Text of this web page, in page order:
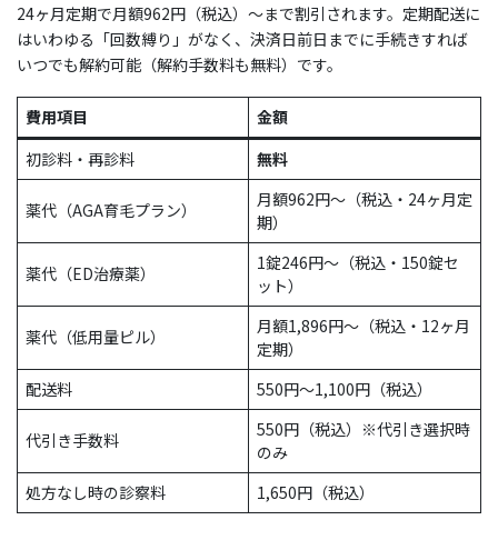
24ヶ月定期で月額962円（税込）〜まで割引されます。定期配送に
はいわゆる「回数縛り」がなく、決済日前日までに手続きすれば
いつでも解約可能（解約手数料も無料）です。
費用項目
金額
初診料・再診料
無料
薬代（AGA育毛プラン）
月額962円〜（税込・24ヶ月定
期）
薬代（ED治療薬）
1錠246円〜（税込・150錠セ
ット）
薬代（低用量ピル）
月額1,896円〜（税込・12ヶ月
定期）
配送料
550円〜1,100円（税込）
代引き手数料
550円（税込）※代引き選択時
のみ
処方なし時の診察料
1,650円（税込）